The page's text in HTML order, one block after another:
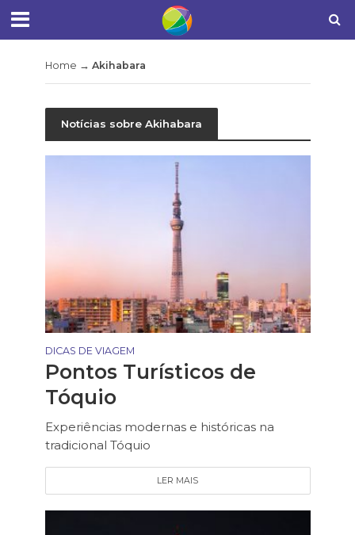
Home → Akihabara
Notícias sobre Akihabara
DICAS DE VIAGEM
Pontos Turísticos de
Tóquio
Experiências modernas e históricas na
tradicional Tóquio
LER MAIS